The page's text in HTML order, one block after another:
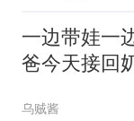
一边带娃一
爸今天接回
乌贼酱